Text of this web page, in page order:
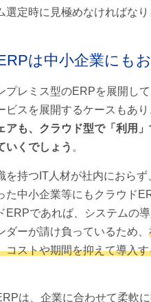
選定時に見極めなければなり
は中小企業にも
プレミス型のERPを展開し
ビスを展開するケースもあり
アも、クラウド型で「利用
いくでしょう 。
を持つIT人材が社内におらず
た中小企業等にもクラウド
ERPであれば、システムの
ダーが請け負っているため、
コストや期間を抑えて導入
は、企業に合わせて柔軟